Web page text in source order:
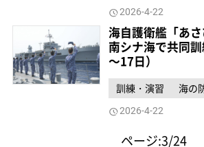
2026-4-22
海自護衛艦「あ
南シナ海で共同
～17日）
訓練・演習 海の
2026-4-22
ページ:3/24